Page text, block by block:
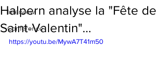
Interview
Conférence
Halpern analyse la "Fête de
Saint-Valentin"...
https://youtu.be/MywA7T41m50